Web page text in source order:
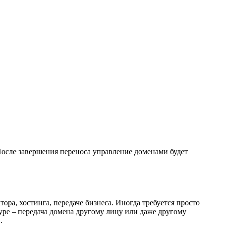
завершения переноса управление доменами будет
хостинга, передаче бизнеса. Иногда требуется просто
– передача домена другому лицу или даже другому